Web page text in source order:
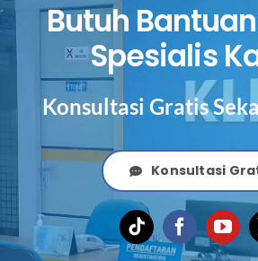
Butuh
Spesialis
Konsultasi Gratis
Konsultasi